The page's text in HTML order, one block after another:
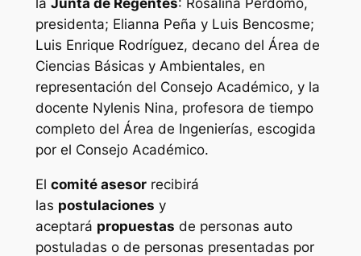
la Junta de Regentes: Rosalina Perdomo,
presidenta; Elianna Peña y Luis Bencosme;
Luis Enrique Rodríguez, decano del Área de
Ciencias Básicas y Ambientales, en
representación del Consejo Académico, y la
docente Nylenis Nina, profesora de tiempo
completo del Área de Ingenierías, escogida
por el Consejo Académico.
El comité asesorrecibirá
las postulaciones y
aceptará propuestas de personas auto
postuladas o de personas presentadas por